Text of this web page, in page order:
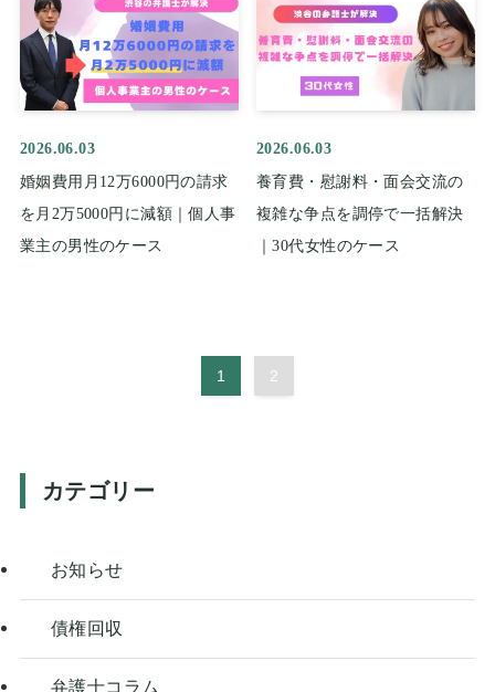
婚姻費用月12万6000円の請求
を月2万5000円に減額｜個人事
業主の男性のケース
2026.06.03
養育費・慰謝料・面会交流の
複雑な争点を調停で一括解決
｜30代女性のケース
2026.06.03
1 2
カテゴリー
お知らせ
債権回収
弁護士コラム